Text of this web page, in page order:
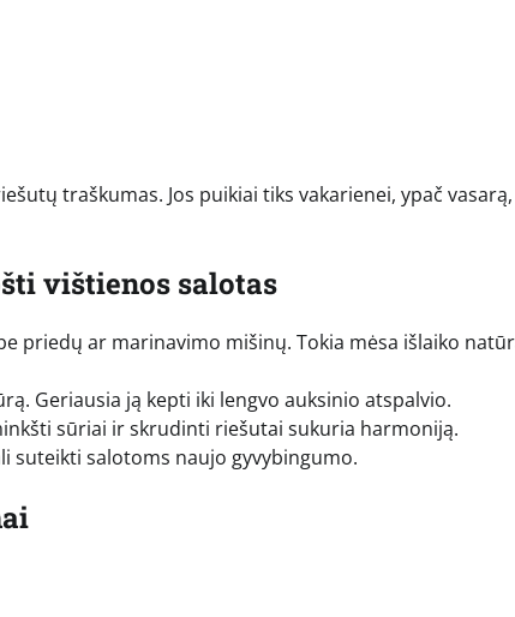
traškumas. Jos puikiai tiks vakarienei, ypač vasarą,
vištienos salotas
priedų ar marinavimo mišinų. Tokia mėsa išlaiko
Geriausia ją kepti iki lengvo auksinio atspalvio.
sūriai ir skrudinti riešutai sukuria harmoniją.
suteikti salotoms naujo gyvybingumo.